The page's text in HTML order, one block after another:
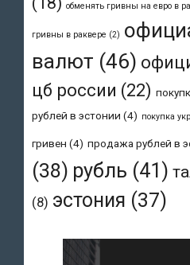
обменять гривны на евро в
гривны в раквере (2)
валют (46)
цб россии (22)
рублей в эстонии (4) покупка
гривен (4) продажа рублей в
(38) рубль (41)
(8) эстония (37)